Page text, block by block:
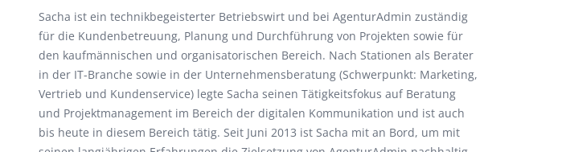
Sacha ist ein technikbegeisterter Betriebswirt und bei AgenturAdmin zuständig
für die Kundenbetreuung, Planung und Durchführung von Projekten sowie für
den kaufmännischen und organisatorischen Bereich. Nach Stationen als Berater
in der IT-Branche sowie in der Unternehmensberatung (Schwerpunkt: Marketing,
Vertrieb und Kundenservice) legte Sacha seinen Tätigkeitsfokus auf Beratung
und Projektmanagement im Bereich der digitalen Kommunikation und ist auch
bis heute in diesem Bereich tätig. Seit Juni 2013 ist Sacha mit an Bord, um mit